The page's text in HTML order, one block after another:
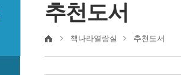
추천도서
책나라열람실 추천도서